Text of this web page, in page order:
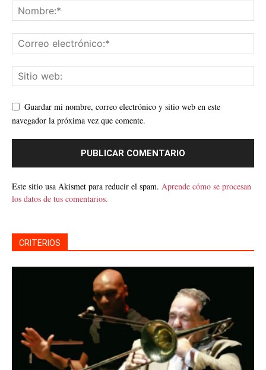
Guardar mi nombre, correo electrónico y sitio web en este
navegador la próxima vez que comente.
Este sitio usa Akismet para reducir el spam. Aprende cómo se procesan
los datos de tus comentarios.
CRITERIOS